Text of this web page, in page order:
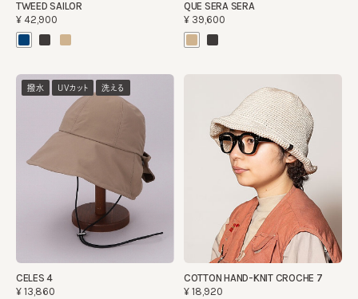
TWEED SAILOR
¥42,900
QUE SERA SERA
¥39,600
撥水 UVカット 洗える
CELES 4
¥13,860
COTTON HAND-KNIT CROCHE 7
¥18,920